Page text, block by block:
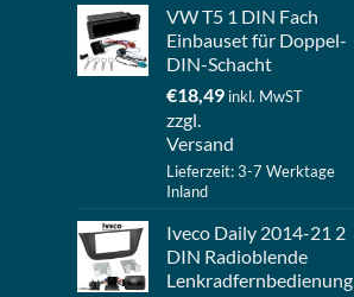
VW T5 1 DIN Fach
Einbauset für Doppel-
DIN-Schacht
€18,49 inkl. MwST
zzgl.
Versand
Lieferzeit: 3-7 Werktage
Inland
Iveco Daily 2014-21 2
DIN Radioblende
Lenkradfernbedienung